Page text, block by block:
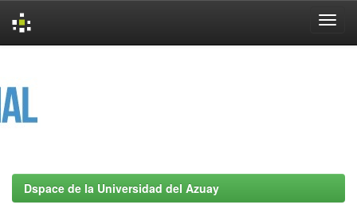
Dspace de la Universidad del Azuay